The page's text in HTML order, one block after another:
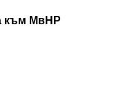
към МвНР